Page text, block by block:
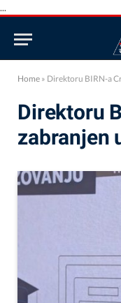
...
Home » Direktoru BIRN-a
Direktoru
zabranjen